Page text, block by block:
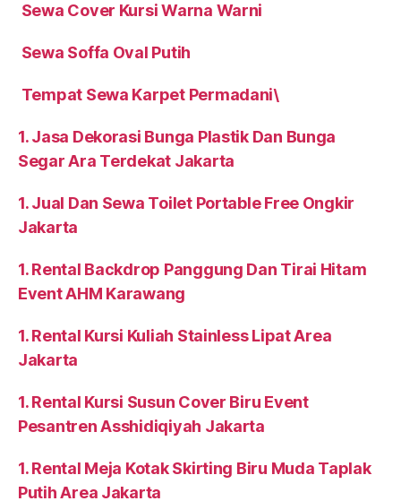
Sewa Cover Kursi Warna Warni
Sewa Soffa Oval Putih
Tempat Sewa Karpet Permadani\
1. Jasa Dekorasi Bunga Plastik Dan Bunga
Segar Ara Terdekat Jakarta
1. Jual Dan Sewa Toilet Portable Free Ongkir
Jakarta
1. Rental Backdrop Panggung Dan Tirai Hitam
Event AHM Karawang
1. Rental Kursi Kuliah Stainless Lipat Area
Jakarta
1. Rental Kursi Susun Cover Biru Event
Pesantren Asshidiqiyah Jakarta
1. Rental Meja Kotak Skirting Biru Muda Taplak
Putih Area Jakarta